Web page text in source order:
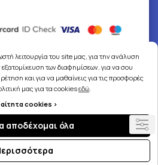
2026joypharmacy.gr
λειτουργία του site μας, για την ανάλυση
των διαφημίσεων, για να σου
και για να μαθαίνεις για τις προσφορές
μας για τα cookiesεδώ.
cookies >
αποδέχομαι όλα